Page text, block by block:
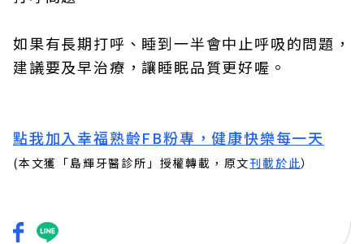
如果有長期打呼、睡到一半會中止呼吸的問題，
建議要及早治療，讓睡眠品質更好喔。
點我加入幸福熟齡FB粉專，健康快樂每一天
(本文獲「島輝牙醫診所 」授權轉載，原文刊載於此）